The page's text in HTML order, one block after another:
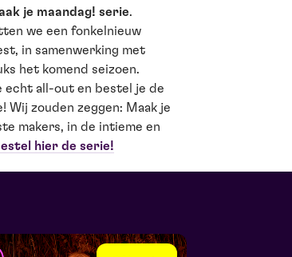
je maandag! serie.
we een fonkelnieuw
in samenwerking met
het komend seizoen.
echt all-out en bestel je de
Wij zouden zeggen: Maak je
makers, in de intieme en
hier de serie!